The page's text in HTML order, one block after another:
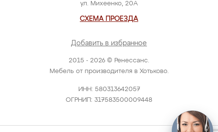
2015 - 2026 © Ренессанс.
Мебель от производителя в Хотьково.
ИНН: 580313642057
ОГРНИП: 317583500009448
ул. Михеенко, 20А
СХЕМА ПРОЕЗДА
Добавить в избранное